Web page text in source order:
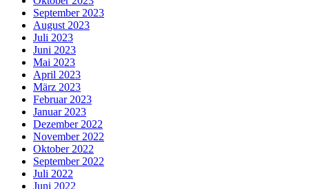
September 2023
August 2023
Juli 2023
Juni 2023
Mai 2023
April 2023
März 2023
Februar 2023
Januar 2023
Dezember 2022
November 2022
Oktober 2022
September 2022
Juli 2022
Juni 2022